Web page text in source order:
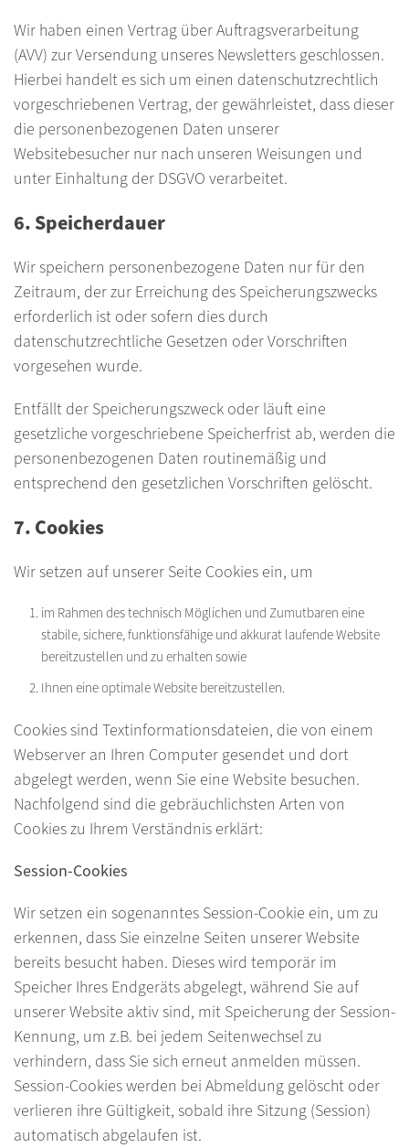
Wir haben einen Vertrag über Auftragsverarbeitung
(AVV) zur Versendung unseres Newsletters geschlossen.
Hierbei handelt es sich um einen datenschutzrechtlich
vorgeschriebenen Vertrag, der gewährleistet, dass dieser
die personenbezogenen Daten unserer
Websitebesucher nur nach unseren Weisungen und
unter Einhaltung der DSGVO verarbeitet.
6. Speicherdauer
Wir speichern personenbezogene Daten nur für den
Zeitraum, der zur Erreichung des Speicherungszwecks
erforderlich ist oder sofern dies durch
datenschutzrechtliche Gesetzen oder Vorschriften
vorgesehen wurde.
Entfällt der Speicherungszweck oder läuft eine
gesetzliche vorgeschriebene Speicherfrist ab, werden die
personenbezogenen Daten routinemäßig und
entsprechend den gesetzlichen Vorschriften gelöscht.
7. Cookies
Wir setzen auf unserer Seite Cookies ein, um
im Rahmen des technisch Möglichen und Zumutbaren eine
stabile, sichere, funktionsfähige und akkurat laufende Website
bereitzustellen und zu erhalten sowie
Ihnen eine optimale Website bereitzustellen.
Cookies sind Textinformationsdateien, die von einem
Webserver an Ihren Computer gesendet und dort
abgelegt werden, wenn Sie eine Website besuchen.
Nachfolgend sind die gebräuchlichsten Arten von
Cookies zu Ihrem Verständnis erklärt:
Session-Cookies
Wir setzen ein sogenanntes Session-Cookie ein, um zu
erkennen, dass Sie einzelne Seiten unserer Website
bereits besucht haben. Dieses wird temporär im
Speicher Ihres Endgeräts abgelegt, während Sie auf
unserer Website aktiv sind, mit Speicherung der Session-
Kennung, um z.B. bei jedem Seitenwechsel zu
verhindern, dass Sie sich erneut anmelden müssen.
Session-Cookies werden bei Abmeldung gelöscht oder
verlieren ihre Gültigkeit, sobald ihre Sitzung (Session)
automatisch abgelaufen ist.